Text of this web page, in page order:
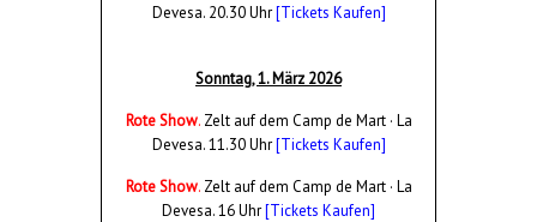
Devesa. 20.30 Uhr[Tickets Kaufen]
Sonntag, 1.März 2026
Rote Show.Zelt auf dem Camp de Mart · La
Devesa. 11.30 Uhr[Tickets Kaufen]
Rote Show.Zelt auf dem Camp de Mart · La
Devesa. 16 Uhr[Tickets Kaufen]